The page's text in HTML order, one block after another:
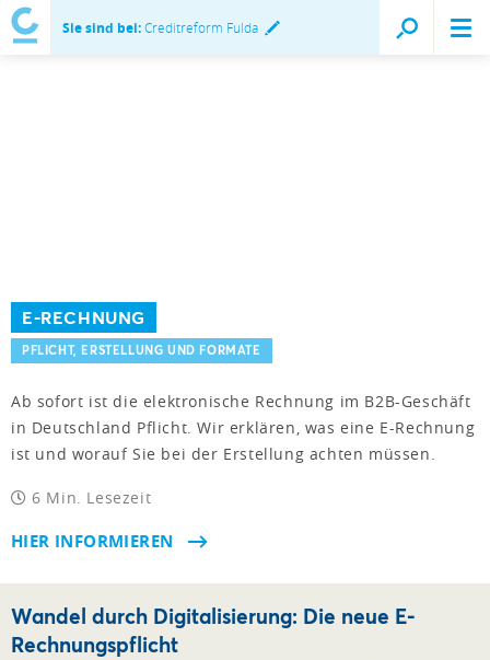
Sie sind bei:Creditreform Fulda
E-RECHNUNG
PFLICHT, ERSTELLUNG UND FORMATE
Ab sofort ist die elektronische Rechnung im B2B-Geschäft
in Deutschland Pflicht. Wir erklären, was eine E-Rechnung
ist und worauf Sie bei der Erstellung achten müssen.
6 Min. Lesezeit
HIER INFORMIEREN
Wandel durch Digitalisierung: Die neue E-
Rechnungspflicht